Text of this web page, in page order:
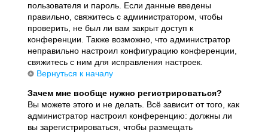
пользователя и пароль. Если данные введены
правильно, свяжитесь с администратором, чтобы
проверить, не был ли вам закрыт доступ к
конференции. Также возможно, что администратор
неправильно настроил конфигурацию конференции,
свяжитесь с ним для исправления настроек.
Вернуться к началу
Зачем мне вообще нужно регистрироваться?
Вы можете этого и не делать. Всё зависит от того, как
администратор настроил конференцию: должны ли
вы зарегистрироваться, чтобы размещать